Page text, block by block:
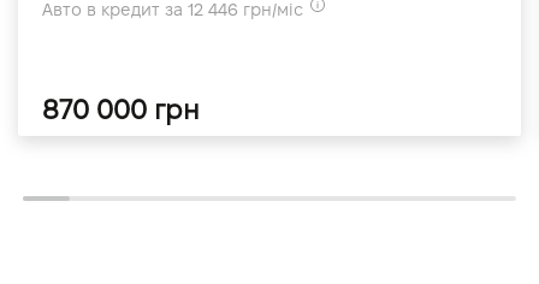
Авто в кредит за 12 446 грн/міс
870 000 грн